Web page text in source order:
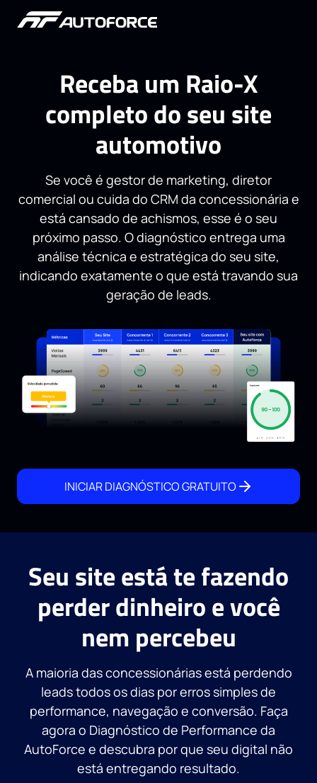
Receba um Raio-X
completo do seu site
automotivo
Se você é gestor de marketing, diretor
comercial ou cuida do CRM da concessionária e
está cansado de achismos, esse é o seu
próximo passo. O diagnóstico entrega uma
análise técnica e estratégica do seu site,
indicando exatamente o que está travando sua
geração de leads.
INICIAR DIAGNÓSTICO GRATUITO
Seu site está te fazendo
perder dinheiro e você
nem percebeu
A maioria das concessionárias está perdendo
leads todos os dias por erros simples de
performance, navegação e conversão. Faça
agora o Diagnóstico de Performance da
AutoForce e descubra por que seu digital não
está entregando resultado.